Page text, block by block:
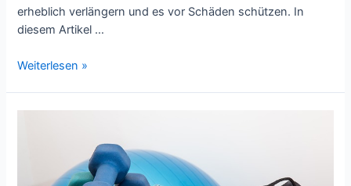
erheblich verlängern und es vor Schäden schützen. In
diesem Artikel …
Lederpflege
Lieblingsmöbel
Weiterlesen »